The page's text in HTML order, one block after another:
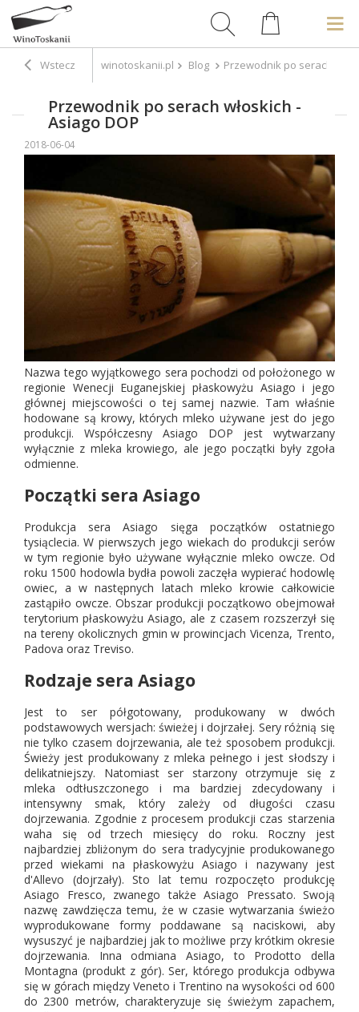
Wstecz winotoskanii.pl Blog Przewodnik po serach
Przewodnik po serach włoskich -
Asiago DOP
2018-06-04
Nazwa tego wyjątkowego sera pochodzi od położonego w
regionie Wenecji Euganejskiej płaskowyżu Asiago i jego
głównej miejscowości o tej samej nazwie. Tam właśnie
hodowane są krowy, których mleko używane jest do jego
produkcji. Współczesny Asiago DOP jest wytwarzany
wyłącznie z mleka krowiego, ale jego początki były zgoła
odmienne.
Początki sera Asiago
Produkcja sera Asiago sięga początków ostatniego
tysiąclecia. W pierwszych jego wiekach do produkcji serów
w tym regionie było używane wyłącznie mleko owcze. Od
roku 1500 hodowla bydła powoli zaczęła wypierać hodowlę
owiec, a w następnych latach mleko krowie całkowicie
zastąpiło owcze. Obszar produkcji początkowo obejmował
terytorium płaskowyżu Asiago, ale z czasem rozszerzył się
na tereny okolicznych gmin w prowincjach Vicenza, Trento,
Padova oraz Treviso.
Rodzaje sera Asiago
Jest to ser półgotowany, produkowany w dwóch
podstawowych wersjach: świeżej i dojrzałej. Sery różnią się
nie tylko czasem dojrzewania, ale też sposobem produkcji.
Świeży jest produkowany z mleka pełnego i jest słodszy i
delikatniejszy. Natomiast ser starzony otrzymuje się z
mleka odtłuszczonego i ma bardziej zdecydowany i
intensywny smak, który zależy od długości czasu
dojrzewania. Zgodnie z procesem produkcji czas starzenia
waha się od trzech miesięcy do roku. Roczny jest
najbardziej zbliżonym do sera tradycyjnie produkowanego
przed wiekami na płaskowyżu Asiago i nazywany jest
d'Allevo (dojrzały). Sto lat temu rozpoczęto produkcję
Asiago Fresco, zwanego także Asiago Pressato. Swoją
nazwę zawdzięcza temu, że w czasie wytwarzania świeżo
wyprodukowane formy poddawane są naciskowi, aby
wysuszyć je najbardziej jak to możliwe przy krótkim okresie
dojrzewania. Inna odmiana Asiago, to Prodotto della
Montagna (produkt z gór). Ser, którego produkcja odbywa
się w górach między Veneto i Trentino na wysokości od 600
do 2300 metrów, charakteryzuje się świeżym zapachem,